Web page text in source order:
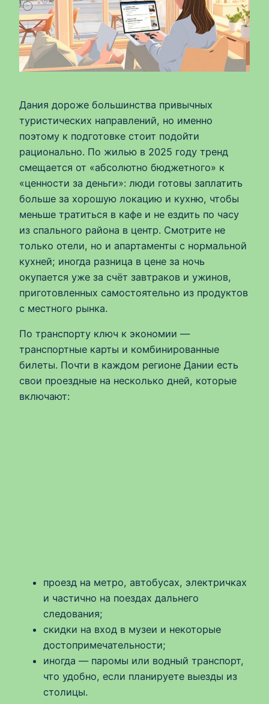
Дания дороже большинства привычных
туристических направлений, но именно
поэтому к подготовке стоит подойти
рационально. По жилью в 2025 году тренд
смещается от «абсолютно бюджетного» к
«ценности за деньги»: люди готовы заплатить
больше за хорошую локацию и кухню, чтобы
меньше тратиться в кафе и не ездить по часу
из спального района в центр. Смотрите не
только отели, но и апартаменты с нормальной
кухней; иногда разница в цене за ночь
окупается уже за счёт завтраков и ужинов,
приготовленных самостоятельно из продуктов
с местного рынка.
По транспорту ключ к экономии —
транспортные карты и комбинированные
билеты. Почти в каждом регионе Дании есть
свои проездные на несколько дней, которые
включают:
проезд на метро, автобусах, электричках
и частично на поездах дальнего
следования;
скидки на вход в музеи и некоторые
достопримечательности;
иногда — паромы или водный транспорт,
что удобно, если планируете выезды из
столицы.